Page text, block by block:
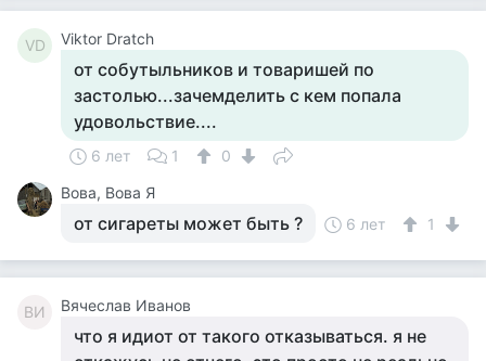
VD Viktor Dratch
от собутыльников и товаришей по
застолью...зачемделить с кем попала
удовольствие....
6 лет 1
0
Вова, Вова Я
от сигареты может быть ? 6 лет 1
ВИ Вячеслав Иванов
что я идиот от такого отказываться. я не